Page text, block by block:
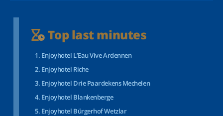
Top last minutes
Enjoyhotel L’Eau Vive Ardennen
Enjoyhotel Riche
Enjoyhotel Drie Paardekens Mechelen
Enjoyhotel Blankenberge
Enjoyhotel Bürgerhof Wetzlar